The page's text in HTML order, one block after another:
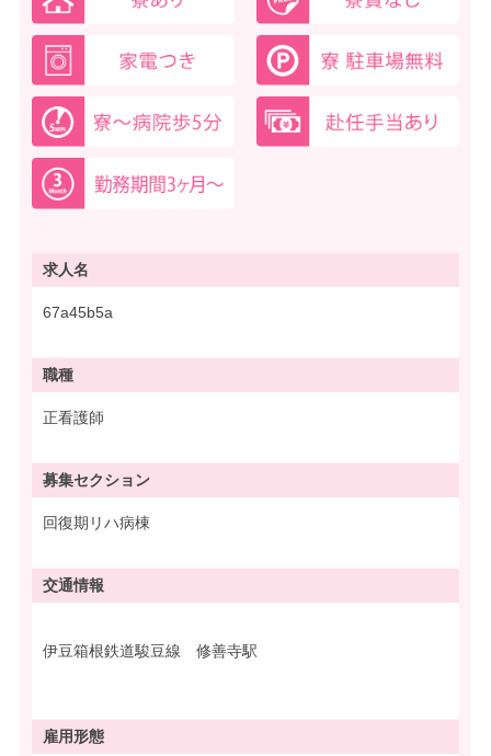
求人名
67a45b5a
職種
正看護師
募集セクション
回復期リハ病棟
交通情報
伊豆箱根鉄道駿豆線 修善寺駅
雇用形態